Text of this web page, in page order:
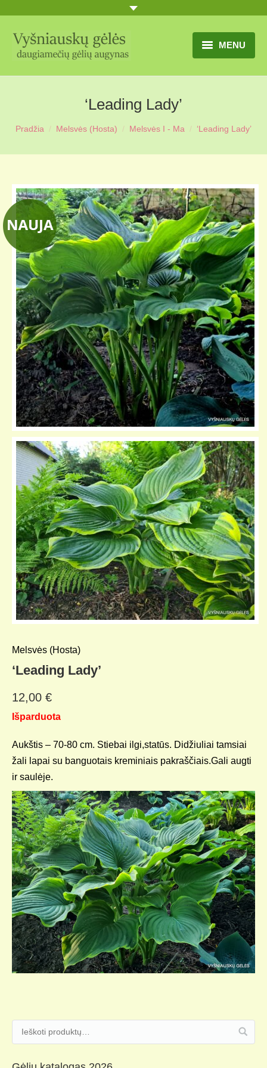
MENU
TITULINIS
GĖLIŲ KATALOGAS
PRANEŠIMAI
KONTAKTAI
APIE MUS
MŪSŲ SODYBA
MŪSŲ AUGYNAS
KELIONIŲ GALERIJA
‘Leading Lady’
Pradžia Melsvės (Hosta) Melsvės I - Ma ‘Leading Lady’
Melsvės (Hosta)
‘Leading Lady’
12,00 €
Išparduota
Aukštis – 70-80 cm. Stiebai ilgi,statūs. Didžiuliai tamsiai
žali lapai su banguotais kreminiais pakraščiais.Gali augti
ir saulėje.